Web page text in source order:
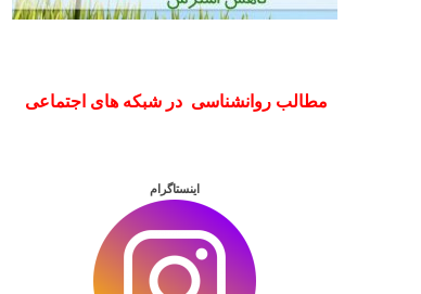
مطالب روانشناسی در شبکه های اجتماعی
اینستاگرام